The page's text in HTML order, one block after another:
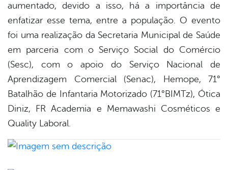
aumentado, devido a isso, há a importância de
enfatizar esse tema, entre a população. O evento
foi uma realização da Secretaria Municipal de Saúde
em parceria com o Serviço Social do Comércio
(Sesc), com o apoio do Serviço Nacional de
Aprendizagem Comercial (Senac), Hemope, 71°
Batalhão de Infantaria Motorizado (71°BIMTz), Ótica
Diniz, FR Academia e Memawashi Cosméticos e
Quality Laboral.